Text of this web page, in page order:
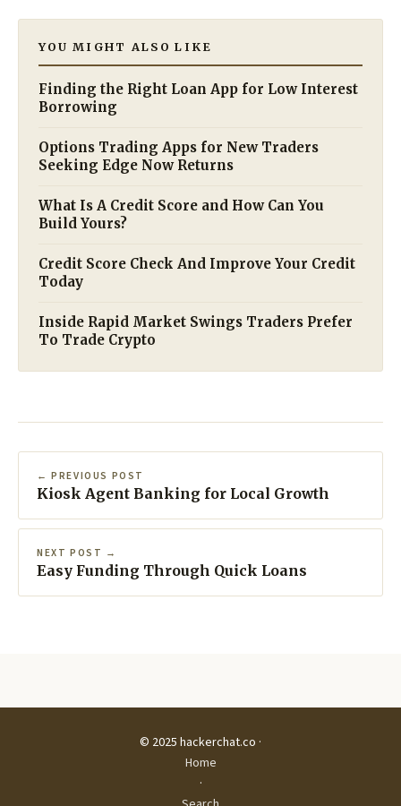
YOU MIGHT ALSO LIKE
Finding the Right Loan App for Low Interest
Borrowing
Options Trading Apps for New Traders
Seeking Edge Now Returns
What Is A Credit Score and How Can You
Build Yours?
Credit Score Check And Improve Your Credit
Today
Inside Rapid Market Swings Traders Prefer
To Trade Crypto
← PREVIOUS POST
Kiosk Agent Banking for Local Growth
NEXT POST →
Easy Funding Through Quick Loans
© 2025 hackerchat.co ·
Home
·